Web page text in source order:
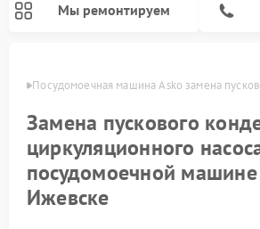
Мы ремонтируем
Посудомоечная машина Asko замена
Замена пускового
циркуляционного
посудомоечной
Ижевске